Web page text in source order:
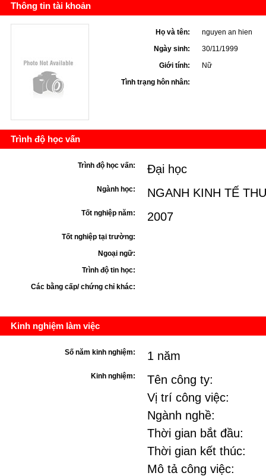
Thông tin tài khoản
Họ và tên:
nguyen an hien
Ngày sinh:
30/11/1999
Giới tính:
Nữ
Tình trạng hôn nhân:
Trình độ học vấn
Trình độ học vấn: Đại học
Ngành học: NGANH KINH TẾ
Tốt nghiệp năm: 2007
Tốt nghiệp tại trường:
Ngoại ngữ:
Trình độ tin học:
Các bằng cấp/ chứng chỉ khác:
Kinh nghiệm làm việc
Số năm kinh nghiệm: 1 năm
Kinh nghiệm:
Tên công ty:
Vị trí công việc:
Ngành nghề:
Thời gian bắt đầu:
Thời gian kết thúc:
Mô tả công việc: